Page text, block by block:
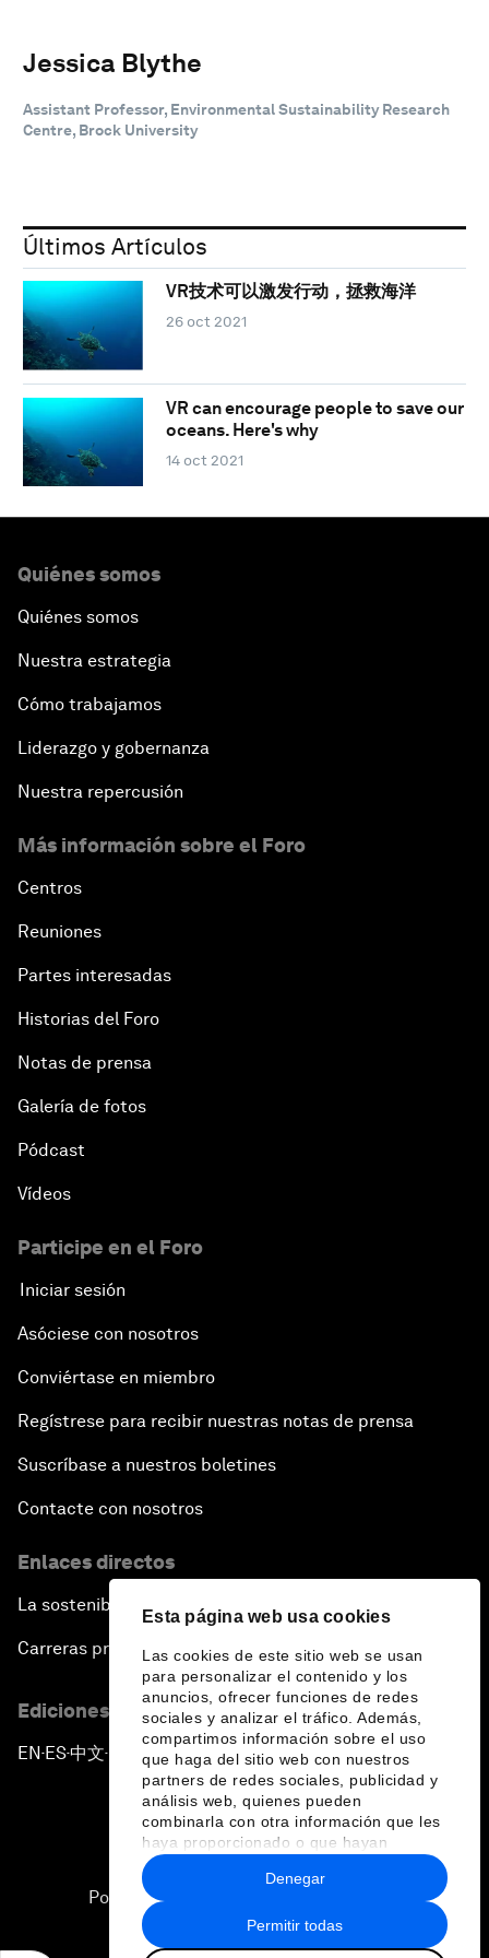
Esta página web usa cookies
Las cookies de este sitio web se usan
para personalizar el contenido y los
anuncios, ofrecer funciones de redes
sociales y analizar el tráfico. Además,
compartimos información sobre el uso
que haga del sitio web con nuestros
partners de redes sociales, publicidad y
análisis web, quienes pueden
combinarla con otra información que les
haya proporcionado o que hayan
recopilado a partir del uso que haya
hecho de sus servicios.
Permitir todas
Denegar
Jessica Blythe
Assistant Professor, Environmental Sustainability Research
Centre, Brock University
Últimos Artículos
VR技术可以激发行动，拯救海洋
26 oct 2021
VR can encourage people to save our
oceans. Here's why
14 oct 2021
Quiénes somos
Quiénes somos
Nuestra estrategia
Cómo trabajamos
Liderazgo y gobernanza
Nuestra repercusión
Más información sobre el Foro
Centros
Reuniones
Partes interesadas
Historias del Foro
Notas de prensa
Galería de fotos
Pódcast
Vídeos
Participe en el Foro
Iniciar sesión
Asóciese con nosotros
Conviértase en miembro
Regístrese para recibir nuestras notas de prensa
Suscríbase a nuestros boletines
Contacte con nosotros
Enlaces directos
La sostenibilidad en el Foro
Carreras profesionales
Ediciones en otros idiomas
EN ▪ES▪中文▪ 日本語
Política de privacidad y normas de uso
Sitemap